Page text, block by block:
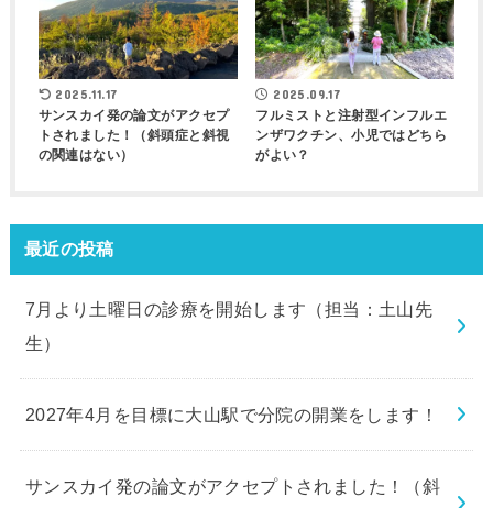
2025.11.17
サンスカイ発の論文がアクセプ
トされました！（斜頭症と斜視
の関連はない）
2025.09.17
フルミストと注射型インフルエ
ンザワクチン、小児ではどちら
がよい？
最近の投稿
7月より土曜日の診療を開始します（担当：土山先
生）
2027年4月を目標に大山駅で分院の開業をします！
サンスカイ発の論文がアクセプトされました！（斜